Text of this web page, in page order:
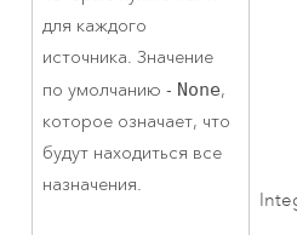
для каждого
источника. Значение
по умолчанию - None,
которое означает, что
будут находиться все
назначения.